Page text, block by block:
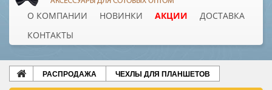
О КОМПАНИИ НОВИНКИ АКЦИИ
ДОСТАВКА
КОНТАКТЫ
РАСПРОДАЖА ЧЕХЛЫ ДЛЯ ПЛАНШЕТОВ